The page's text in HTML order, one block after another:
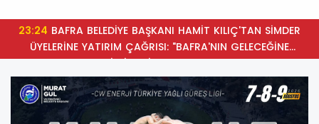
23:24
ÜYELERİNE YATIRIM ÇAĞRISI: "BAFRA'NIN GELECEĞİNE
BİRLİKTE İMZA ATALIM"